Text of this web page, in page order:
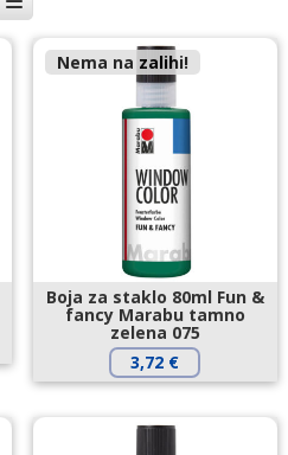
Nema na zalihi!
Boja za staklo 80ml Fun &
fancy Marabu tamno
zelena 075
3,72 €